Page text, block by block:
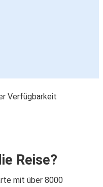
Verfügbarkeit
Reise?
mit über 8000